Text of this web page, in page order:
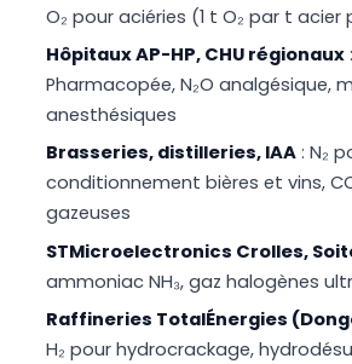
O₂ pour aciéries (1 t O₂ par t acier
Hôpitaux AP-HP, CHU régionaux
Pharmacopée, N₂O analgésique,
anesthésiques
Brasseries, distilleries, IAA : N₂
conditionnement bières et vins,
gazeuses
STMicroelectronics Crolles,
ammoniac NH₃, gaz halogènes
Raffineries TotalÉnergies
H₂ pour hydrocrackage,